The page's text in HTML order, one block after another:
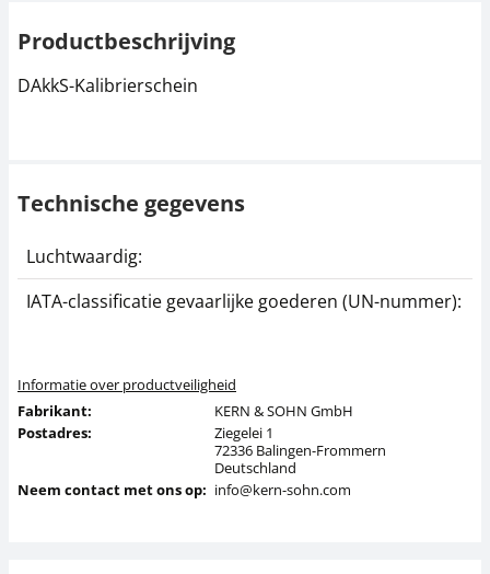
Productbeschrijving
DAkkS-Kalibrierschein
Technische gegevens
Luchtwaardig:
IATA-classificatie gevaarlijke goederen (UN-nummer):
Informatie over productveiligheid
Fabrikant:
KERN & SOHN GmbH
Postadres:
Ziegelei 1
72336 Balingen-Frommern
Deutschland
Neem contact met ons op: info@kern-sohn.com